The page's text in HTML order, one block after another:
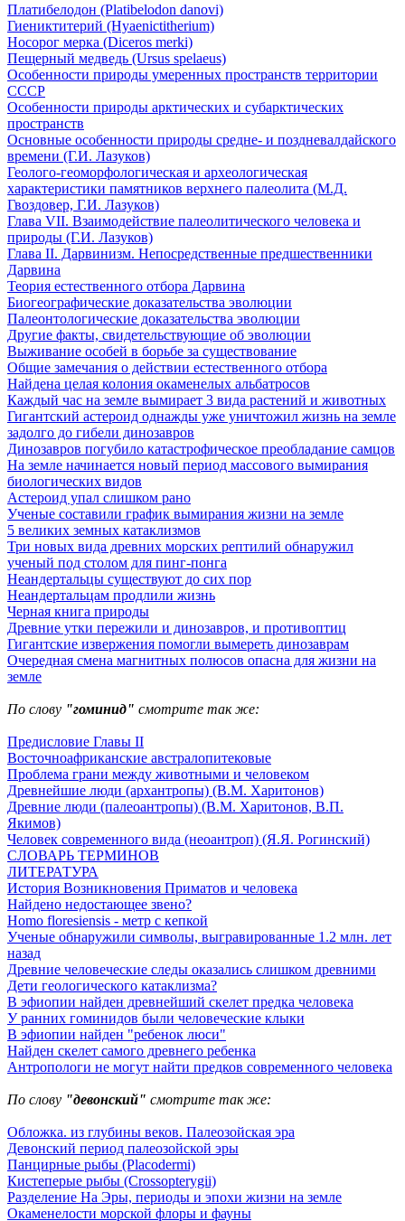
Платибелодон (Platibelodon danovi)
Гиениктитерий (Hyaenictitherium)
Носорог мерка (Diceros merki)
Пещерный медведь (Ursus spelaeus)
Особенности природы умеренных пространств территории
СССР
Особенности природы арктических и субарктических
пространств
Основные особенности природы средне- и поздневалдайского
времени (Г.И. Лазуков)
Геолого-геоморфологическая и археологическая
характеристики памятников верхнего палеолита (М.Д.
Гвоздовер, Г.И. Лазуков)
Глава VII. Взаимодействие палеолитического человека и
природы (Г.И. Лазуков)
Глава II. Дарвинизм. Непосредственные предшественники
Дарвина
Теория естественного отбора Дарвина
Биогеографические доказательства эволюции
Палеонтологические доказательства эволюции
Другие факты, свидетельствующие об эволюции
Выживание особей в борьбе за существование
Общие замечания о действии естественного отбора
Найдена целая колония окаменелых альбатросов
Каждый час на земле вымирает 3 вида растений и животных
Гигантский астероид однажды уже уничтожил жизнь на земле
задолго до гибели динозавров
Динозавров погубило катастрофическое преобладание самцов
На земле начинается новый период массового вымирания
биологических видов
Астероид упал слишком рано
Ученые составили график вымирания жизни на земле
5 великих земных катаклизмов
Три новых вида древних морских рептилий обнаружил
ученый под столом для пинг-понга
Неандертальцы существуют до сих пор
Неандертальцам продлили жизнь
Черная книга природы
Древние утки пережили и динозавров, и противоптиц
Гигантские извержения помогли вымереть динозаврам
Очередная смена магнитных полюсов опасна для жизни на
земле
По слову "гоминид" смотрите так же:
Предисловие Главы II
Восточноафриканские австралопитековые
Проблема грани между животными и человеком
Древнейшие люди (архантропы) (В.М. Харитонов)
Древние люди (палеоантропы) (В.М. Харитонов, В.П.
Якимов)
Человек современного вида (неоантроп) (Я.Я. Рогинский)
СЛОВАРЬ ТЕРМИНОВ
ЛИТЕРАТУРА
История Возникновения Приматов и человека
Найдено недостающее звено?
Homo floresiensis - метр с кепкой
Ученые обнаружили символы, выгравированные 1.2 млн. лет
назад
Древние человеческие следы оказались слишком древними
Дети геологического катаклизма?
В эфиопии найден древнейший скелет предка человека
У ранних гоминидов были человеческие клыки
В эфиопии найден "ребенок люси"
Найден скелет самого древнего ребенка
Антропологи не могут найти предков современного человека
По слову "девонский" смотрите так же:
Обложка. из глубины веков. Палеозойская эра
Девонский период палеозойской эры
Панцирные рыбы (Placodermi)
Кистеперые рыбы (Crossopterygii)
Разделение На Эры, периоды и эпохи жизни на земле
Окаменелости морской флоры и фауны